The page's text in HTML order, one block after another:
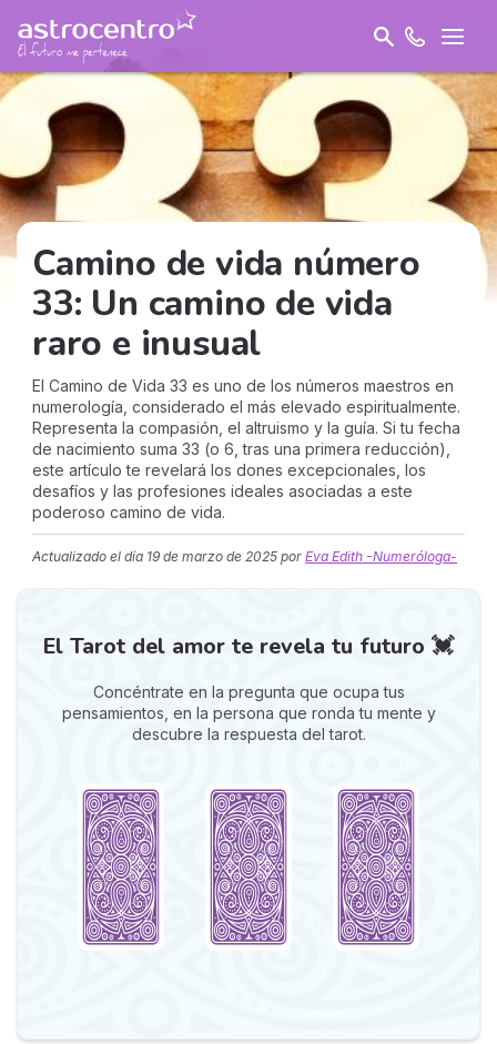
Camino de vida número
33: Un camino de vida
raro e inusual
El Camino de Vida 33 es uno de los números maestros en
numerología, considerado el más elevado espiritualmente.
Representa la compasión, el altruismo y la guía. Si tu fecha
de nacimiento suma 33 (o 6, tras una primera reducción),
este artículo te revelará los dones excepcionales, los
desafíos y las profesiones ideales asociadas a este
poderoso camino de vida.
Actualizado el día 19 de marzo de 2025 por Eva Edith -Numeróloga-
El Tarot del amor te revela tu futuro 💓
Concéntrate en la pregunta que ocupa tus
pensamientos, en la persona que ronda tu mente y
descubre la respuesta del tarot.